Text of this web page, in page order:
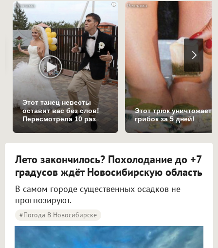
i
Этот танец невесты
оставит вас без слов!
Пересмотрела 10 раз
Этот трюк уничтожает
грибок за 5 дней!
Лето закончилось? Похолодание до +7
градусов ждёт Новосибирскую область
В самом городе существенных осадков не
прогнозируют.
#Погода В Новосибирске